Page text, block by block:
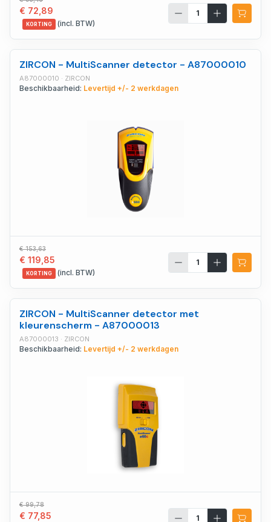
€ 72,89
KORTING (incl. BTW)
ZIRCON - MultiScanner detector - A87000010
A87000010 · ZIRCON
Beschikbaarheid: Levertijd +/- 2 werkdagen
€ 153,63
€ 119,85
KORTING (incl. BTW)
ZIRCON - MultiScanner detector met
kleurenscherm - A87000013
A87000013 · ZIRCON
Beschikbaarheid: Levertijd +/- 2 werkdagen
€ 99,78
€ 77,85